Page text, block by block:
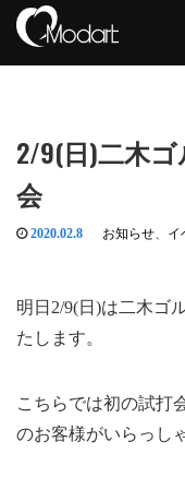
2/9(日)二木
会
2020.02.8 お知らせ、 イ
明日2/9(日)は二木ゴ
たします。
こちらでは初の試打
のお客様がいらっし